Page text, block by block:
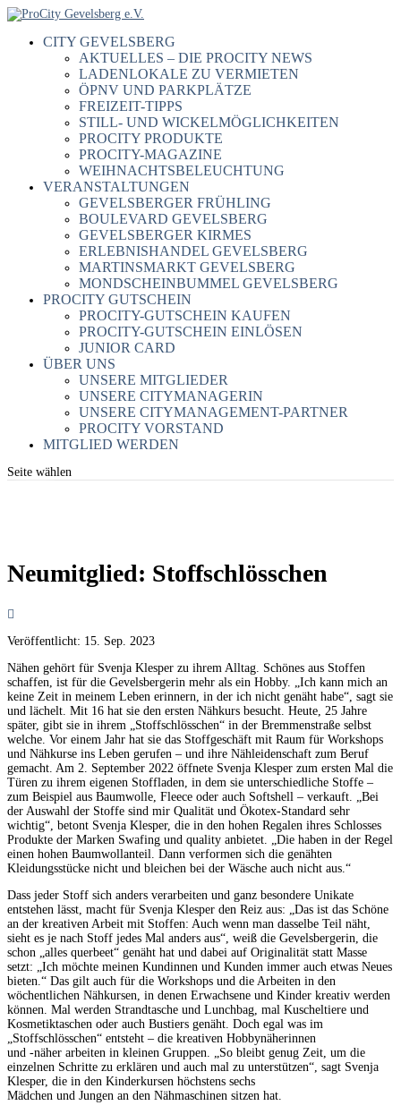
CITY GEVELSBERG
AKTUELLES – DIE PROCITY NEWS
LADENLOKALE ZU VERMIETEN
ÖPNV UND PARKPLÄTZE
FREIZEIT-TIPPS
STILL- UND WICKELMÖGLICHKEITEN
PROCITY PRODUKTE
PROCITY-MAGAZINE
WEIHNACHTSBELEUCHTUNG
VERANSTALTUNGEN
GEVELSBERGER FRÜHLING
BOULEVARD GEVELSBERG
GEVELSBERGER KIRMES
ERLEBNISHANDEL GEVELSBERG
MARTINSMARKT GEVELSBERG
MONDSCHEINBUMMEL GEVELSBERG
PROCITY GUTSCHEIN
PROCITY-GUTSCHEIN KAUFEN
PROCITY-GUTSCHEIN EINLÖSEN
JUNIOR CARD
ÜBER UNS
UNSERE MITGLIEDER
UNSERE CITYMANAGERIN
UNSERE CITYMANAGEMENT-PARTNER
PROCITY VORSTAND
MITGLIED WERDEN
Seite wählen
Neumitglied: Stoffschlösschen
Veröffentlicht: 15. Sep. 2023
Nähen gehört für Svenja Klesper zu ihrem Alltag. Schönes aus Stoffen
schaffen, ist für die Gevelsbergerin mehr als ein Hobby. „Ich kann mich an
keine Zeit in meinem Leben erinnern, in der ich nicht genäht habe“, sagt sie
und lächelt. Mit 16 hat sie den ersten Nähkurs besucht. Heute, 25 Jahre
später, gibt sie in ihrem „Stoffschlösschen“ in der Bremmenstraße selbst
welche. Vor einem Jahr hat sie das Stoffgeschäft mit Raum für Workshops
und Nähkurse ins Leben gerufen – und ihre Nähleidenschaft zum Beruf
gemacht. Am 2. September 2022 öffnete Svenja Klesper zum ersten Mal die
Türen zu ihrem eigenen Stoffladen, in dem sie unterschiedliche Stoffe –
zum Beispiel aus Baumwolle, Fleece oder auch Softshell – verkauft. „Bei
der Auswahl der Stoffe sind mir Qualität und Ökotex-Standard sehr
wichtig“, betont Svenja Klesper, die in den hohen Regalen ihres Schlosses
Produkte der Marken Swafing und quality anbietet. „Die haben in der Regel
einen hohen Baumwollanteil. Dann verformen sich die genähten
Kleidungsstücke nicht und bleichen bei der Wäsche auch nicht aus.“
Dass jeder Stoff sich anders verarbeiten und ganz besondere Unikate
entstehen lässt, macht für Svenja Klesper den Reiz aus: „Das ist das Schöne
an der kreativen Arbeit mit Stoffen: Auch wenn man dasselbe Teil näht,
sieht es je nach Stoff jedes Mal anders aus“, weiß die Gevelsbergerin, die
schon „alles querbeet“ genäht hat und dabei auf Originalität statt Masse
setzt: „Ich möchte meinen Kundinnen und Kunden immer auch etwas Neues
bieten.“ Das gilt auch für die Workshops und die Arbeiten in den
wöchentlichen Nähkursen, in denen Erwachsene und Kinder kreativ werden
können. Mal werden Strandtasche und Lunchbag, mal Kuscheltiere und
Kosmetiktaschen oder auch Bustiers genäht. Doch egal was im
„Stoffschlösschen“ entsteht – die kreativen Hobbynäherinnen
und -näher arbeiten in kleinen Gruppen. „So bleibt genug Zeit, um die
einzelnen Schritte zu erklären und auch mal zu unterstützen“, sagt Svenja
Klesper, die in den Kinderkursen höchstens sechs
Mädchen und Jungen an den Nähmaschinen sitzen hat.